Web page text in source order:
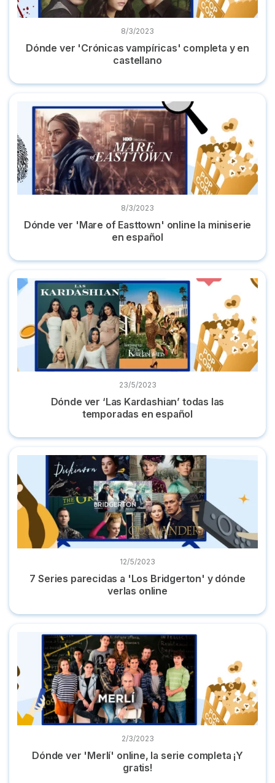
8/3/2023
Dónde ver 'Crónicas vampíricas' completa y en
castellano
Dónde ver 'Mare of Easttown' online la miniserie en español
8/3/2023
Dónde ver 'Mare of Easttown' online la miniserie
en español
Dónde ver ‘Las Kardashian’ todas las temporadas en
23/5/2023
Dónde ver ‘Las Kardashian’ todas las
temporadas en español
7 Series parecidas a 'Los Bridgerton' y dónde verlas online
12/5/2023
7 Series parecidas a 'Los Bridgerton' y dónde
verlas online
Dónde ver 'Merlí' online, la serie completa ¡Y gratis!
2/3/2023
Dónde ver 'Merlí' online, la serie completa ¡Y
gratis!